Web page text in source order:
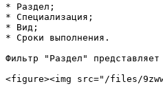
* Раздел;
* Специализация;
* Вид;
* Сроки выполнения.
Фильтр "Раздел"
<figure><img src="/files/